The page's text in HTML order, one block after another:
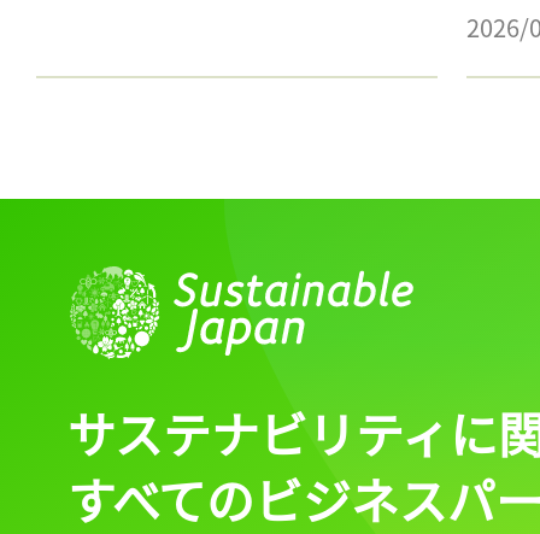
2026/
サステナビリティに
すべてのビジネスパ